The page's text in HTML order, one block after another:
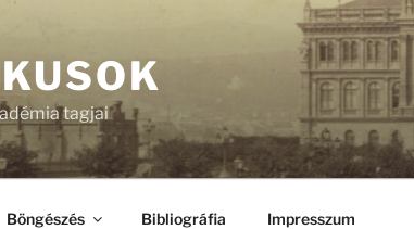
tagjai
Böngészés Bibliográfia Impresszum